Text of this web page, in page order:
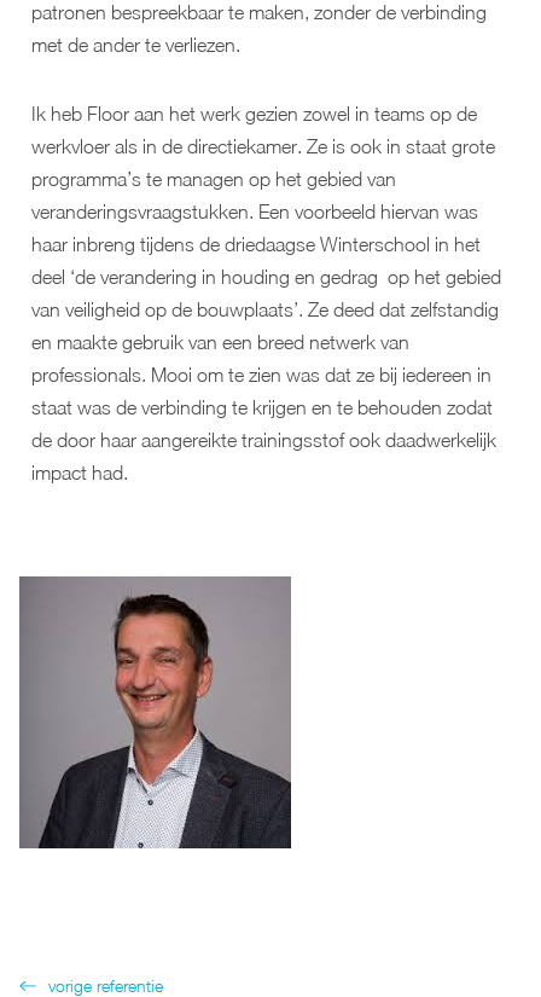
patronen bespreekbaar te maken, zonder de verbinding
met de ander te verliezen.
Ik heb Floor aan het werk gezien zowel in teams op de
werkvloer als in de directiekamer. Ze is ook in staat grote
programma’s te managen op het gebied van
veranderingsvraagstukken. Een voorbeeld hiervan was
haar inbreng tijdens de driedaagse Winterschool in het
deel ‘de verandering in houding en gedrag op het gebied
van veiligheid op de bouwplaats’. Ze deed dat zelfstandig
en maakte gebruik van een breed netwerk van
professionals. Mooi om te zien was dat ze bij iedereen in
staat was de verbinding te krijgen en te behouden zodat
de door haar aangereikte trainingsstof ook daadwerkelijk
impact had.
vorige referentie